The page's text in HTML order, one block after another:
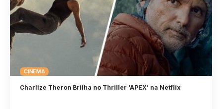
CINEMA
Charlize Theron Brilha no Thriller ‘APEX’ na Netflix